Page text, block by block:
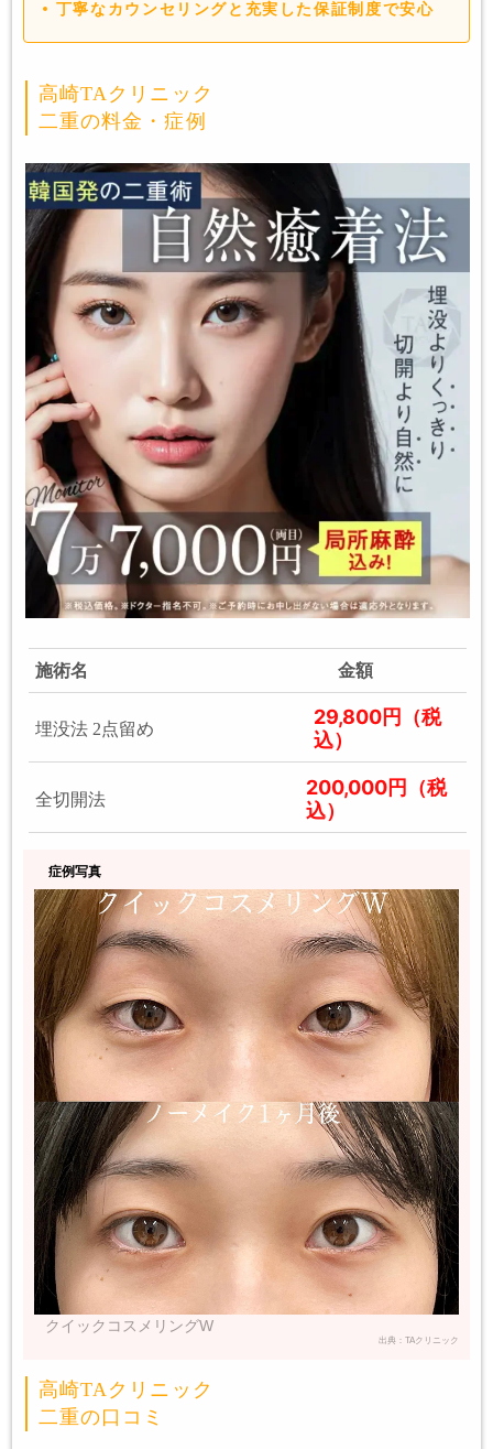
丁寧なカウンセリングと充実した保証制度で安心
高崎TAクリニック
二重の料金・症例
施術名 金額
埋没法 2点留め
29,800円（税
込）
全切開法
200,000円（税
込）
症例写真
クイックコスメリングW
出典：TAクリニック
高崎TAクリニック
二重の口コミ